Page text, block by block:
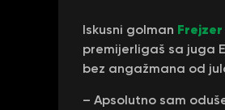
Iskusni golman
premijerligaš sa juga
bez angažmana od
– Apsolutno sam